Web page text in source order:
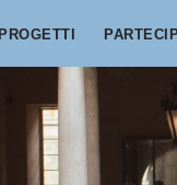
PROGETTI